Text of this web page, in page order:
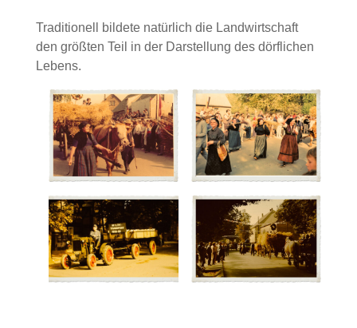
Traditionell bildete natürlich die Landwirtschaft
den größten Teil in der Darstellung des dörflichen
Lebens.